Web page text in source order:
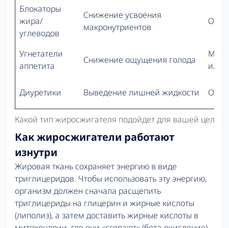
Какой тип жиросжигателя подойдет для вашей цели
Блокаторы
жира/
углеводов
Снижение усвоения
макронутриентов
Угнетатели
аппетита
Снижение ощущения голода
или
Диуретики Выведение лишней жидкости
Как жиросжигатели работают
изнутри
Жировая ткань сохраняет энергию в виде
триглицеридов. Чтобы использовать эту энергию,
организм должен сначала расщепить
триглицериды на глицерин и жирные кислоты
(липолиз), а затем доставить жирные кислоты в